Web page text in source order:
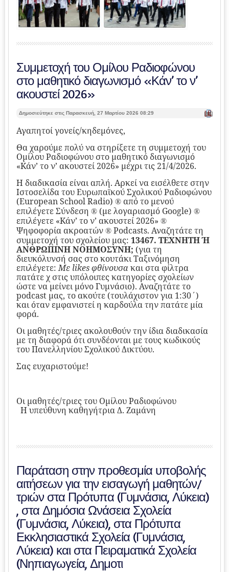
Συμμετοχή του Ομίλου Ραδιοφώνου
στο μαθητικό διαγωνισμό «Κάν’ το ν’
ακουστεί 2026»
| Ε
Δημοσιεύτηκε στις Παρασκευή, 27 Μαρτίου 2026 08:29
Αγαπητοί γονείς/κηδεμόνες,
Θα χαρούμε πολύ να στηρίξετε τη συμμετοχή του
Ομίλου Ραδιοφώνου στο μαθητικό διαγωνισμό
«Κάν’ το ν’ ακουστεί 2026» μέχρι τις 21/4/2026.
Η διαδικασία είναι απλή. Αρκεί να εισέλθετε στην
Ιστοσελίδα του Ευρωπαϊκού Σχολικού Ραδιοφώνου
(European School Radio) ® από το μενού
επιλέγετε Σύνδεση ® (με λογαριασμό Google) ®
επιλέγετε «Κάν’ το ν’ ακουστεί 2026» ®
Ψηφοφορία ακροατών ® Podcasts. Αναζητάτε τη
συμμετοχή του σχολείου μας: 13467. ΤΕΧΝΗΤΗ Ή
ΑΝΘΡΩΠΙΝΗ ΝΟΗΜΟΣΥΝΗ; (για τη
διευκόλυνσή σας στο κουτάκι Ταξινόμηση
επιλέγετε:Με likes φθίνουσακαι στα φίλτρα
πατάτε χ στις υπόλοιπες κατηγορίες σχολείων
ώστε να μείνει μόνο Γυμνάσιο). Αναζητάτε το
podcast μας, το ακούτε (τουλάχιστον για 1:30΄)
και όταν εμφανιστεί η καρδούλα την πατάτε μία
φορά.
Οι μαθητές/τριες ακολουθούν την ίδια διαδικασία
με τη διαφορά ότι συνδέονται με τους κωδικούς
του Πανελληνίου Σχολικού Δικτύου.
Σας ευχαριστούμε!
Οι μαθητές/τριες του Ομίλου Ραδιοφώνου
Η υπεύθυνη καθηγήτρια Δ. Ζαμάνη
Παράταση στην προθεσμία υποβολής
αιτήσεων για την εισαγωγή μαθητών/
τριών στα Πρότυπα (Γυμνάσια, Λύκεια)
, στα Δημόσια Ωνάσεια Σχολεία
(Γυμνάσια, Λύκεια), στα Πρότυπα
Εκκλησιαστικά Σχολεία (Γυμνάσια,
Λύκεια) και στα Πειραματικά Σχολεία
(Νηπιαγωγεία, Δημοτι